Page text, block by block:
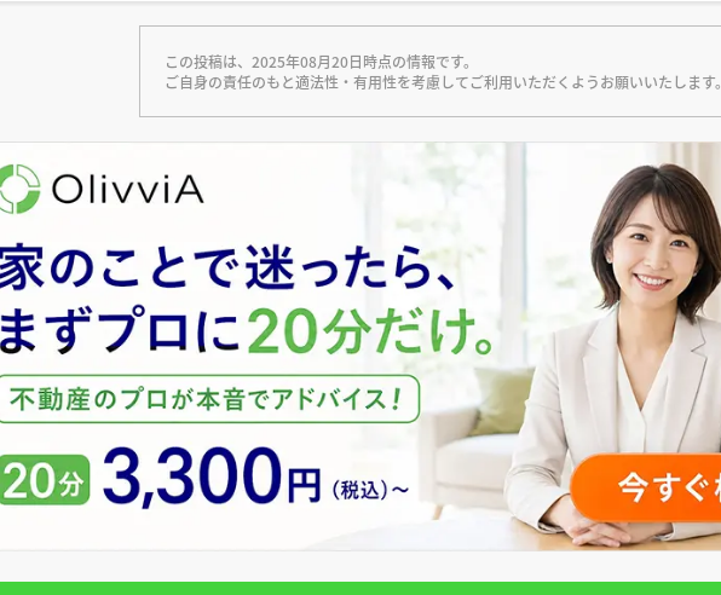
この投稿は、2025年08月20日時点の情報です。
ご自身の責任のもと適法性・有用性を考慮してご利用いただくようお願いいたします。